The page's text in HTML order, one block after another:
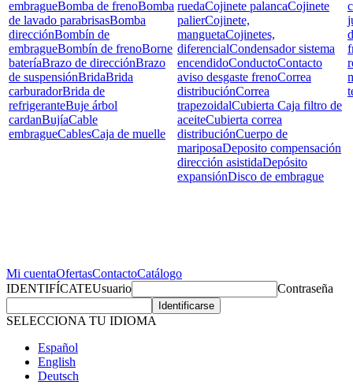
embragueBomba de frenoBomba
de lavado parabrisasBomba
direcciónBombín de
embragueBombín de frenoBorne
bateríaBrazo de direcciónBrazo
de suspensiónBridaBrida
carburadorBrida de
refrigeranteBuje árbol
cardanBujíaCable
embragueCablesCaja de muelle
ruedaCojinete palancaCojinete
palierCojinete,
manguetaCojinetes,
diferencialCondensador sistema
encendidoConductoContacto
aviso desgaste frenoCorrea
distribuciónCorrea
trapezoidalCubierta Caja filtro de
aceiteCubierta correa
distribuciónCuerpo de
mariposaDeposito compensación
dirección asistidaDepósito
expansiónDisco de embrague
Mi cuentaOfertasContactoCatálogo
IDENTIFÍCATEUsuario Contraseña
SELECCIONA TU IDIOMA
Español
English
Deutsch